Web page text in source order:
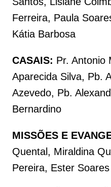
Ferreira, Paula
Kátia Barbosa
CASAIS: Pr. Antonio
Aparecida Silva, Pb.
Azevedo, Pb.
Bernardino
MISSÕES E
Quental, Miraldina
Pereira, Ester Soares